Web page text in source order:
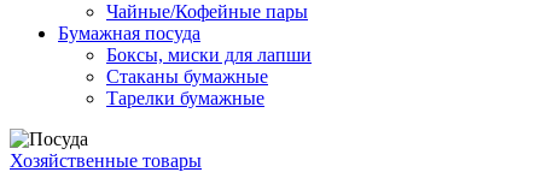
Чайные/Кофейные пары
Бумажная посуда
Боксы, миски для лапши
Стаканы бумажные
Тарелки бумажные
Хозяйственные товары